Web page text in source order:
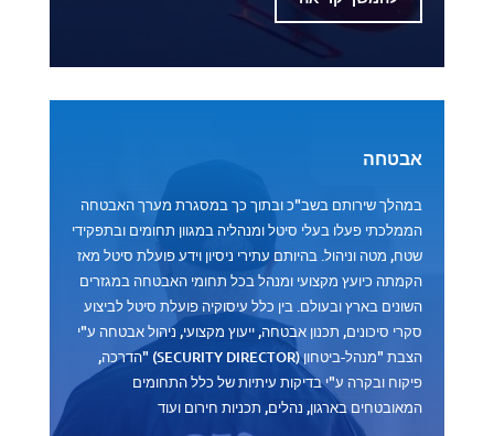
אבטחה
במהלך שירותם בשב"כ ובתוך כך במסגרת מערך האבטחה
הממלכתי פעלו בעלי סיטל ומנהליה במגוון תחומים ובתפקידי
שטח, מטה וניהול.בהיותם עתירי ניסיון וידע פועלת סיטל מאז
הקמתה כיועץ מקצועי ומנהל בכל תחומי האבטחה במגזרים
השונים בארץ ובעולם. בין כלל עיסוקיה פועלת סיטל לביצוע
סקרי סיכונים, תכנון אבטחה, ייעוץ מקצועי, ניהול אבטחה ע"י
הצבת "מנהל-ביטחון" (SECURITY DIRECTOR)הדרכה,
פיקוח ובקרה ע"י בדיקות עיתיות של כלל התחומים
המאובטחים בארגון, נהלים, תכניות חירום ועוד